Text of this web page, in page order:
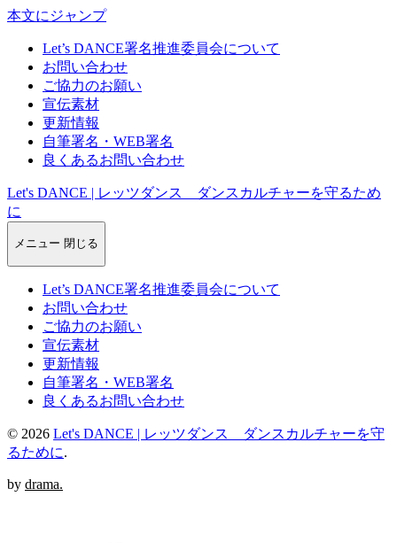
本文にジャンプ
Let’s DANCE署名推進委員会について
お問い合わせ
ご協力のお願い
宣伝素材
更新情報
自筆署名・WEB署名
良くあるお問い合わせ
Let's DANCE | レッツダンス ダンスカルチャーを守るため
に
メニュー 閉じる
Let’s DANCE署名推進委員会について
お問い合わせ
ご協力のお願い
宣伝素材
更新情報
自筆署名・WEB署名
良くあるお問い合わせ
© 2026 Let's DANCE | レッツダンス ダンスカルチャーを守
るために.
by drama.